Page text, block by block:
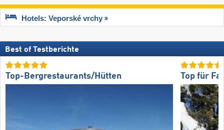
Hotels: Veporské vrchy
Best of Testberichte
Top-Bergrestaurants/Hütten Top für